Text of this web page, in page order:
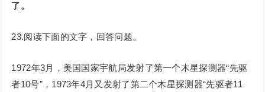
了。
23.阅读下面的文字，回答问题。
1972年3月，美国国家宇航局发射了第一个木星探测器“先驱
者10号”，1973年4月又发射了第二个木星探测器“先驱者11